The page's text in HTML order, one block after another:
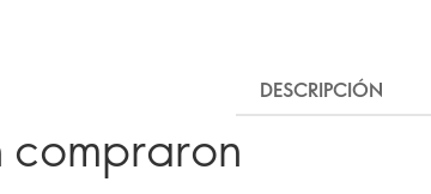
DESCRIPCIÓN